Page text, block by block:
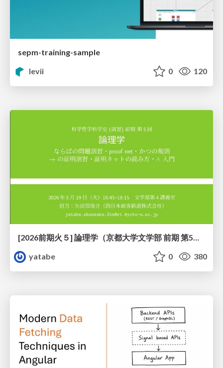
sepm-training-sample
levii
0 120
[2026前期火５] 論理学（京都大学文学部 前期 第5回）「 ならばの問題演習・proof net・かつの規則」
yatabe
0 380